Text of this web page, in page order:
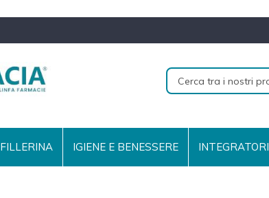
FILLERINA IGIENE E BENESSERE INTEGRATORI